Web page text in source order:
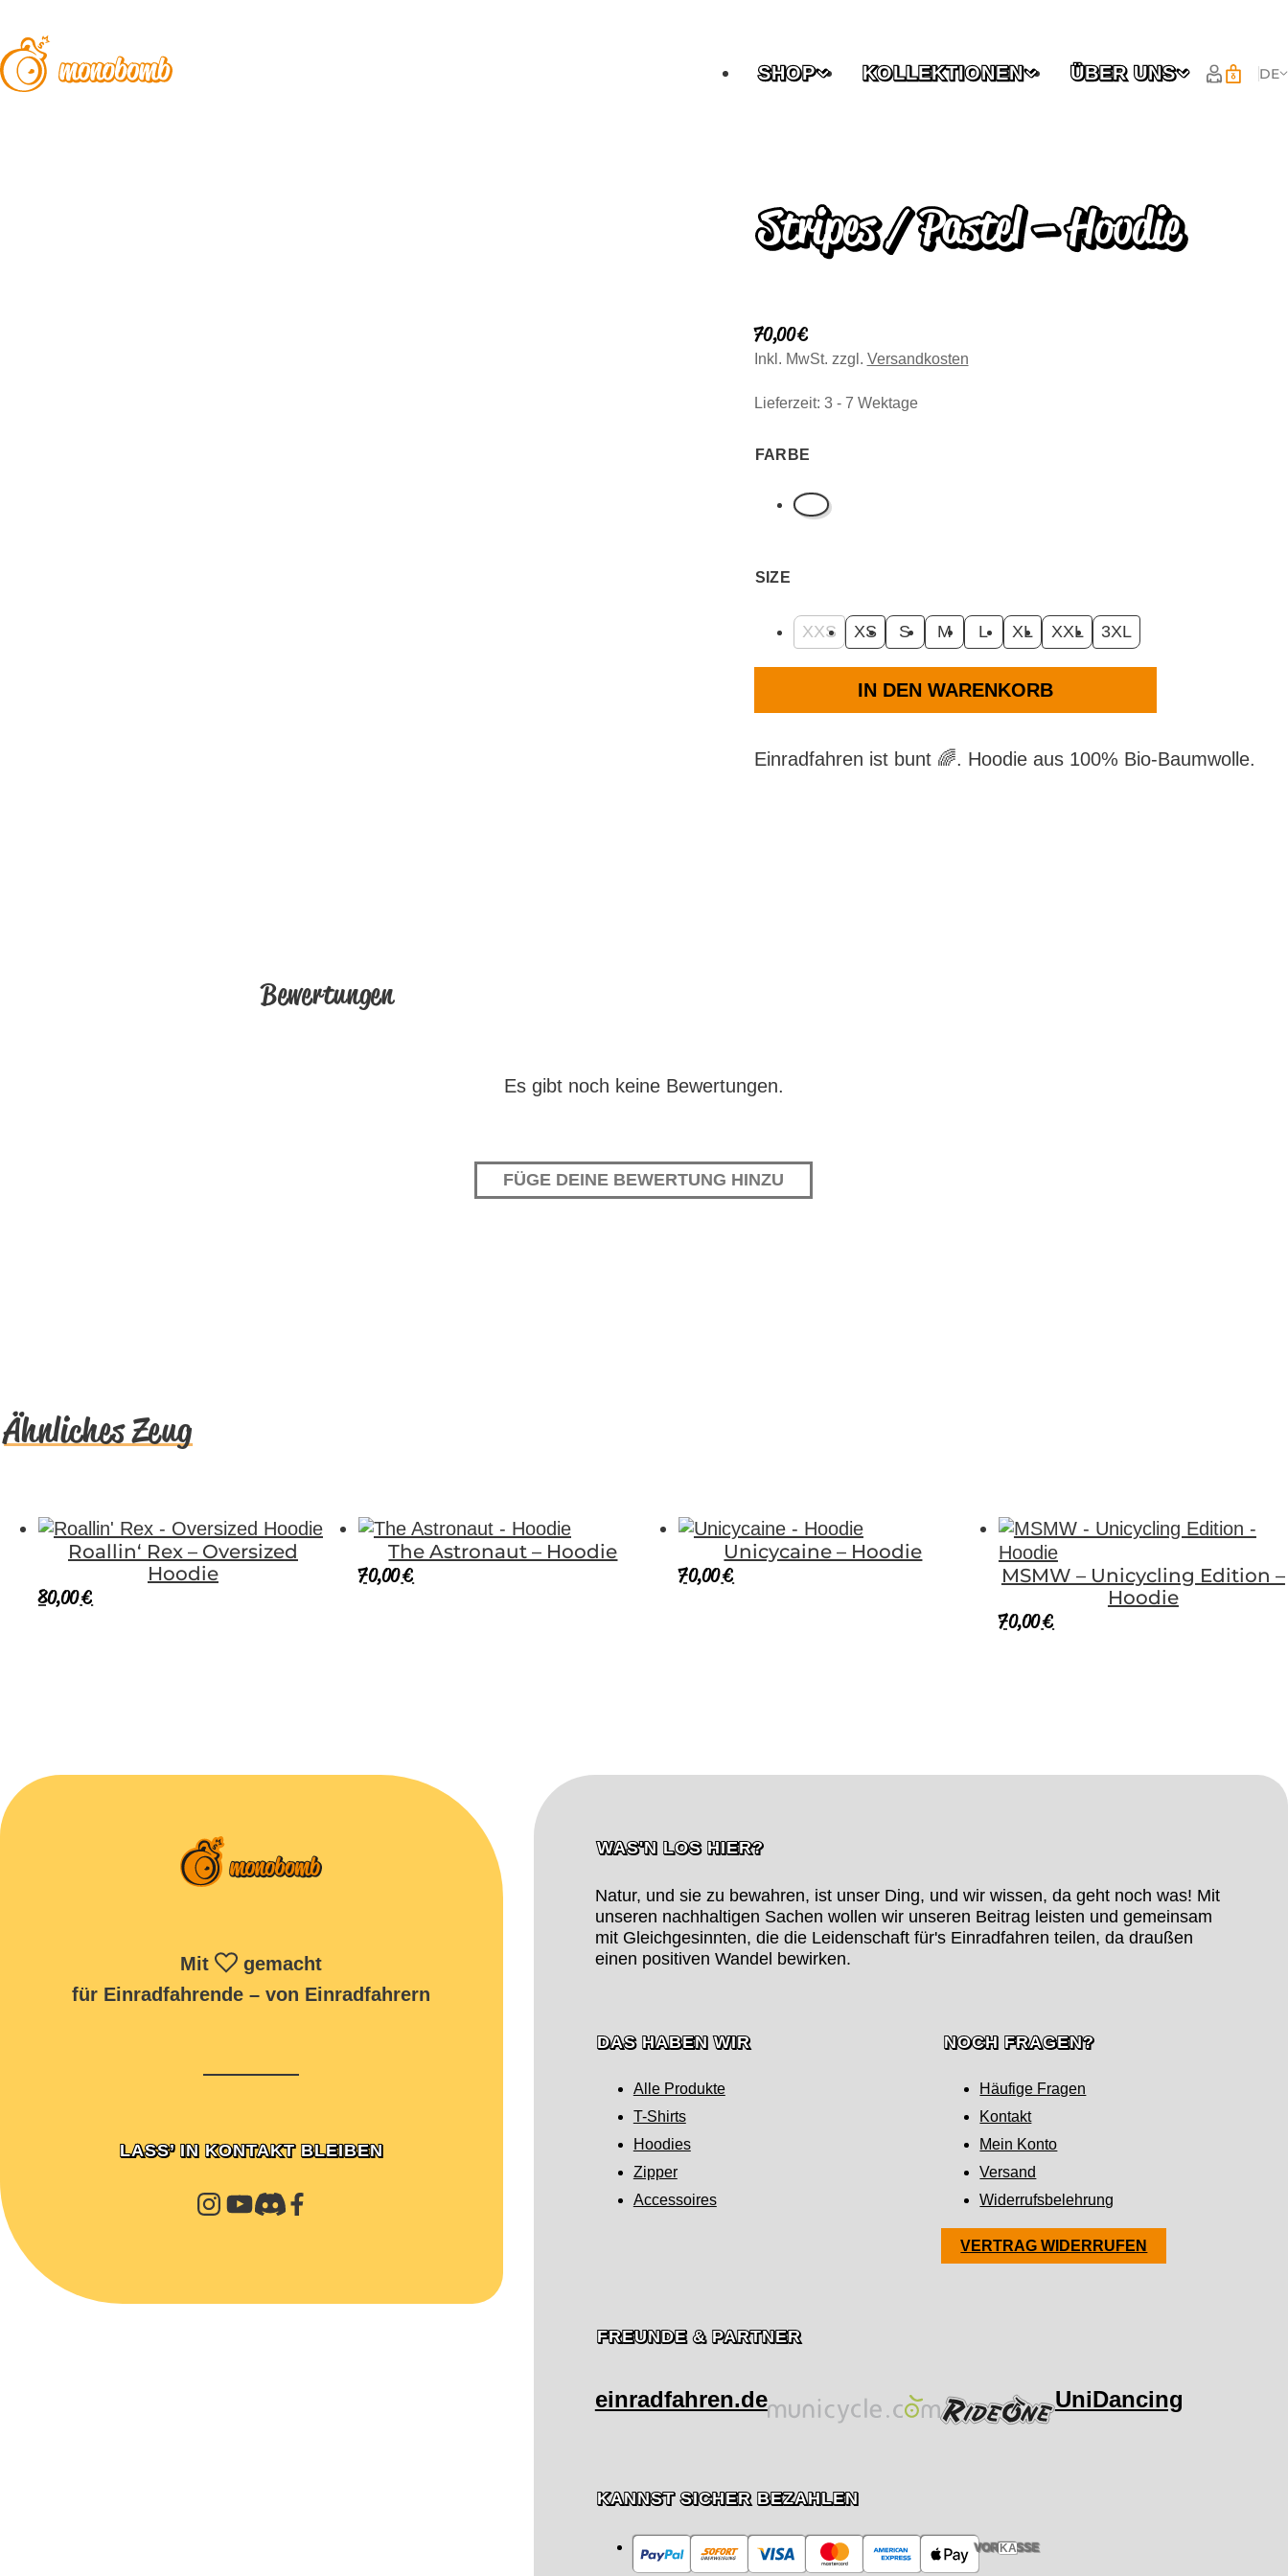
SHOP KOLLEKTIONEN ÜBER UNS DE
Stripes / Pastel – Hoodie
70,00€
Inkl. MwSt. zzgl. Versandkosten
Lieferzeit: 3 - 7 Wektage
FARBE
Black
SIZE
XXS XS S M L XL XXL 3XL
IN DEN WARENKORB
Einradfahren ist bunt 🌈. Hoodie aus 100% Bio-Baumwolle.
Bewertungen
Es gibt noch keine Bewertungen.
FÜGE DEINE BEWERTUNG HINZU
Ähnliches Zeug
Roallin‘ Rex – Oversized
Hoodie
80,00€
The Astronaut – Hoodie
70,00€
Unicycaine – Hoodie
70,00€
MSMW – Unicycling Edition –
Hoodie
70,00€
Mit
gemacht
für Einradfahrende – von Einradfahrern
LASS’ IN KONTAKT BLEIBEN
WAS'N LOS HIER?
Natur, und sie zu bewahren, ist unser Ding, und wir wissen, da geht noch was! Mit
unseren nachhaltigen Sachen wollen wir unseren Beitrag leisten und gemeinsam
mit Gleichgesinnten, die die Leidenschaft für's Einradfahren teilen, da draußen
einen positiven Wandel bewirken.
DAS HABEN WIR
Alle Produkte
T-Shirts
Hoodies
Zipper
Accessoires
NOCH FRAGEN?
Häufige Fragen
Kontakt
Mein Konto
Versand
Widerrufsbelehrung
VERTRAG WIDERRUFEN
FREUNDE & PARTNER
einradfahren.de UniDancing
KANNST SICHER BEZAHLEN
VORKASSE